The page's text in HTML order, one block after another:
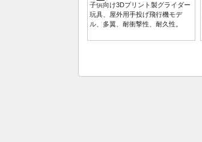
子供向け3Dプリント製グライダー
玩具、屋外用手投げ飛行機モデ
ル、多翼、耐衝撃性、耐久性。